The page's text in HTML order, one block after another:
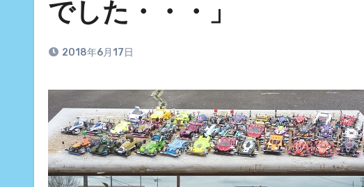
でした・・・」
2018年6月17日